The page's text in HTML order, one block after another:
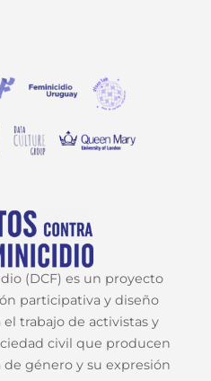
(DCF) es un proyecto
participativa y diseño
trabajo de activistas y
civil que producen
género y su expresión